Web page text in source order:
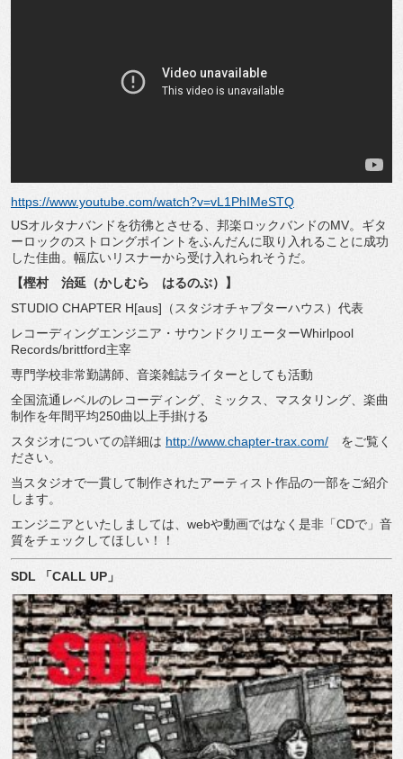
https://www.youtube.com/watch?v=vL1PhIMeSTQ
USオルタナバンドを彷彿とさせる、邦楽ロックバンドのMV。ギタ
ーロックのストロングポイントをふんだんに取り入れることに成功
した佳曲。幅広いリスナーから受け入れられそうだ。
【樫村 治延（かしむら はるのぶ）】
STUDIO CHAPTER H[aus] （スタジオチャプターハウス）代表
レコーディングエンジニア・サウンドクリエーターWhirlpool
Records/brittford主宰
専門学校非常勤講師、音楽雑誌ライターとしても活動
全国流通レベルのレコーディング、ミックス、マスタリング、楽曲
制作を年間平均250曲以上手掛ける
スタジオについての詳細は http://www.chapter-trax.com/ をご覧く
ださい。
当スタジオで一貫して制作されたアーティスト作品の一部をご紹介
します。
エンジニアといたしましては、 webや動画ではなく是非「CDで」音
質をチェックしてほしい！！
SDL 「CALL UP 」